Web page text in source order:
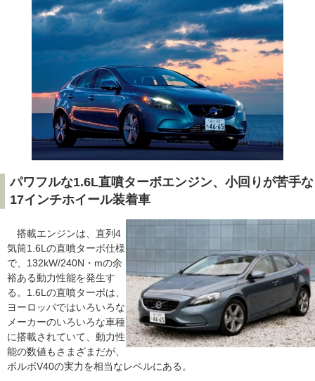
パワフルな1.6L直噴ターボエンジン、小回りが苦手な
17インチホイール装着車
搭載エンジンは、直列4
気筒1.6Lの直噴ターボ仕様
で、132kW/240N・mの余
裕ある動力性能を発生す
る。1.6Lの直噴ターボは、
ヨーロッパではいろいろな
メーカーのいろいろな車種
に搭載されていて、動力性
能の数値もさまざまだが、
ボルボV40の実力を相当なレベルにある。